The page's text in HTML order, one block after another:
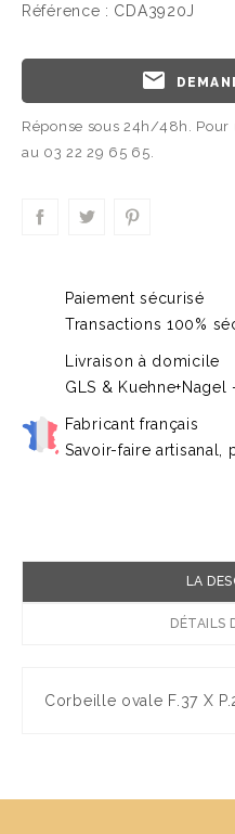
Référence : CDA3920J
email
Réponse sous 24h/48h.
au 03 22 29 65 65.
Paiement sécurisé
Transactions 100%
Livraison à domicile
GLS &
Fabricant français
Savoir-faire artisanal,
LA
DÉTAILS
Corbeille ovale F.37 X